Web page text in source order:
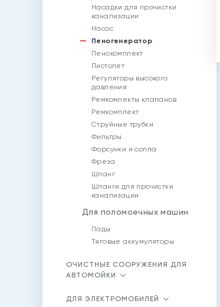
Насадки для прочистки
канализации
Насос
Пеногенератор
Пенокомплект
Пистолет
Регуляторы высокого
давления
Ремкомлекты клапанов
Ремкомплект
Струйные трубки
Фильтры
Форсунки и сопла
Фреза
Шланг
Шланги для прочистки
канализации
Для поломоечных машин
Пады
Тяговые аккумуляторы
ОЧИСТНЫЕ СООРУЖЕНИЯ ДЛЯ
АВТОМОЙКИ
ДЛЯ ЭЛЕКТРОМОБИЛЕЙ